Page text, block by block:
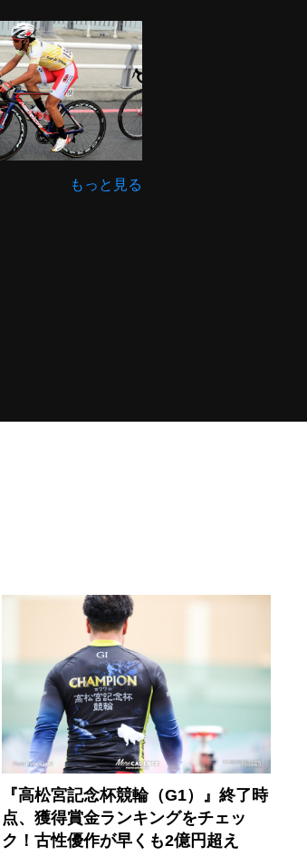
もっと見る
『高松宮記念杯競輪（G1）』終了時
点、獲得賞金ランキングをチェッ
ク！古性優作が早くも2億円超え